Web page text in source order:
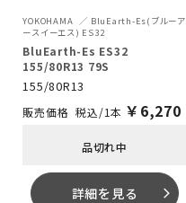
YOKOHAMA
BluEarth-Es(ブルーア
ースイーエス) ES32
BluEarth-Es ES32
155/80R13 79S
155/80R13
税込/1本 ￥ 6,270
品切れ中
詳細を見る arrow_forward_ios